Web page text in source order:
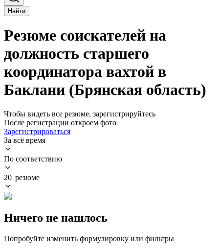
Найти
Резюме соискателей на
должность старшего
координатора вахтой в
Баклани (Брянская область)
Чтобы видеть все резюме, зарегистрируйтесь
После регистрации откроем фото
Зарегистрироваться
За всё время
По соответствию
20 резюме
Ничего не нашлось
Попробуйте изменить формулировку или фильтры